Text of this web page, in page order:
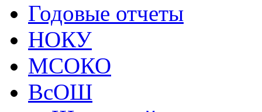
Годовые отчеты
НОКУ
МСОКО
ВсОШ